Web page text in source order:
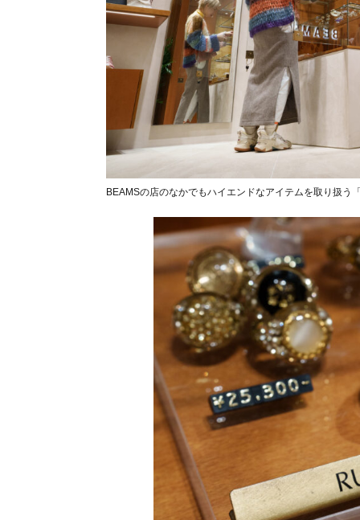
BEAMSの店のなかでもハイエンドなアイテムを取り扱う